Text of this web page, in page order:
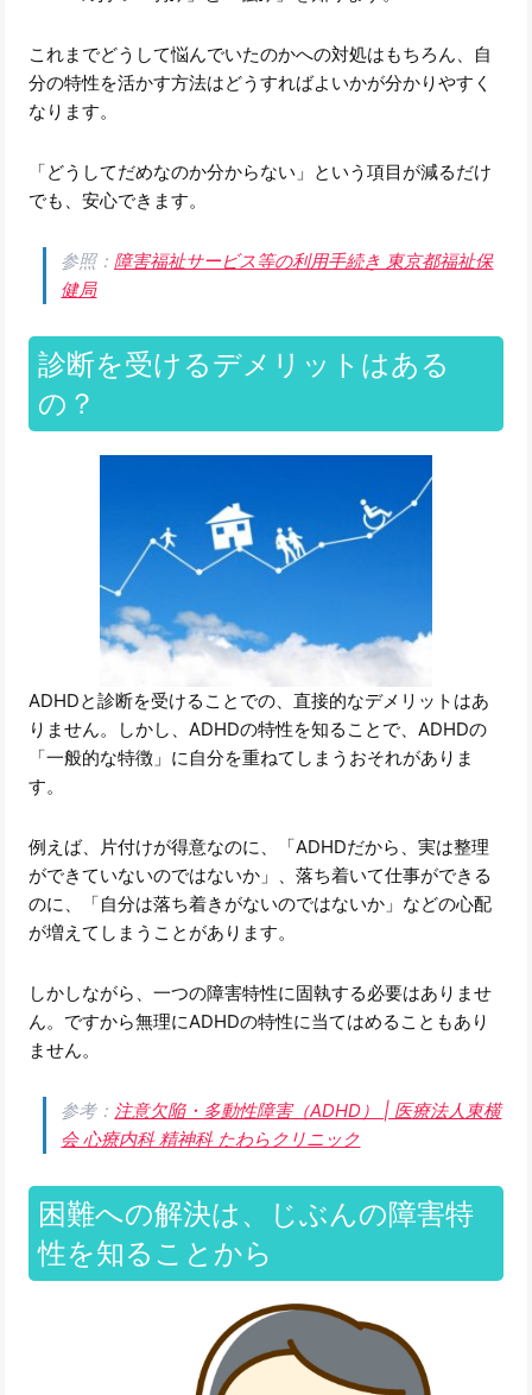
これまでどうして悩んでいたのかへの対処はもちろん、自
分の特性を活かす方法はどうすればよいかが分かりやすく
なります。
「どうしてだめなのか分からない」という項目が減るだけ
でも、安心できます。
参照：障害福祉サービス等の利用手続き 東京都福祉保
健局
診断を受けるデメリットはある
の？
ADHDと診断を受けることでの、直接的なデメリットはあ
りません。しかし、ADHDの特性を知ることで、ADHDの
「一般的な特徴」に自分を重ねてしまうおそれがありま
す。
例えば、片付けが得意なのに、「ADHDだから、実は整理
ができていないのではないか」、落ち着いて仕事ができる
のに、「自分は落ち着きがないのではないか」などの心配
が増えてしまうことがあります。
しかしながら、一つの障害特性に固執する必要はありませ
ん。ですから無理にADHDの特性に当てはめることもあり
ません。
参考： 注意欠陥・多動性障害（ADHD） | 医療法人東横
会 心療内科 精神科 たわらクリニック
困難への解決は、じぶんの障害特
性を知ることから